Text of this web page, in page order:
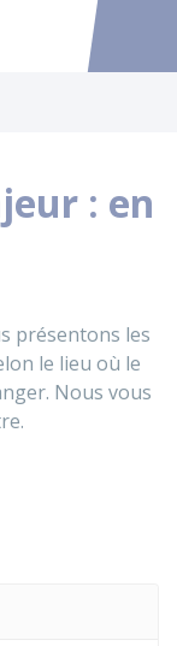
Accéder
: en
présentons les
le lieu où le
Nous vous